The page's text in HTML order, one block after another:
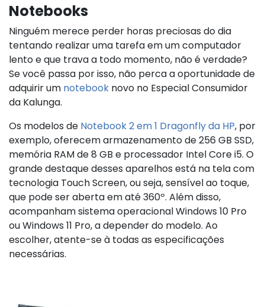
Notebooks
Ninguém merece perder horas preciosas do dia
tentando realizar uma tarefa em um computador
lento e que trava a todo momento, não é verdade?
Se você passa por isso, não perca a oportunidade de
adquirir um notebook novo no Especial Consumidor
da Kalunga.
Os modelos de Notebook 2 em 1 Dragonfly da HP, por
exemplo, oferecem armazenamento de 256 GB SSD,
memória RAM de 8 GB e processador Intel Core i5. O
grande destaque desses aparelhos está na tela com
tecnologia Touch Screen, ou seja, sensível ao toque,
que pode ser aberta em até 360º. Além disso,
acompanham sistema operacional Windows 10 Pro
ou Windows 11 Pro, a depender do modelo. Ao
escolher, atente-se à todas as especificações
necessárias.